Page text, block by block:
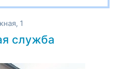
1
служба